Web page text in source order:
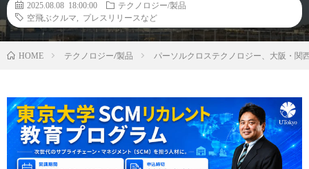
2025.08.08 18:00:00
テクノロジー/製品
空飛ぶクルマ
プレスリリースなど
HOME テクノロジー/製品 パーソルクロステクノロジー、大阪・関